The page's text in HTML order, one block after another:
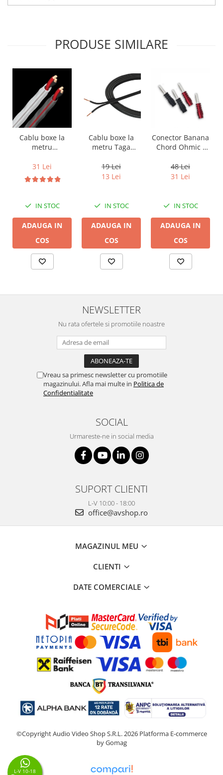
PRODUSE SIMILARE
Cablu boxe la
metru
DB 16/2,
conductor cupru
LGC
31 Lei
IN STOC
ADAUGA IN
COS
Cablu boxe la
metru Taga
14B, 2 x 2mm
19 Lei
13 Lei
IN STOC
ADAUGA IN
COS
Conector Banana
Chord Ohmic -
48 Lei
31 Lei
IN STOC
ADAUGA IN
COS
NEWSLETTER
Nu rata ofertele si promotiile noastre
Vreau sa primesc newsletter cu promotiile
magazinului. Afla mai multe in Politica de
Confidentialitate
SOCIAL
Urmareste-ne in social media
SUPORT CLIENTI
L-V 10:00 - 18:00
office@avshop.ro
MAGAZINUL MEU
CLIENTI
DATE COMERCIALE
©Copyright Audio Video Shop S.R.L. 2026 Platforma E-commerce
by Gomag
L-V 10-18